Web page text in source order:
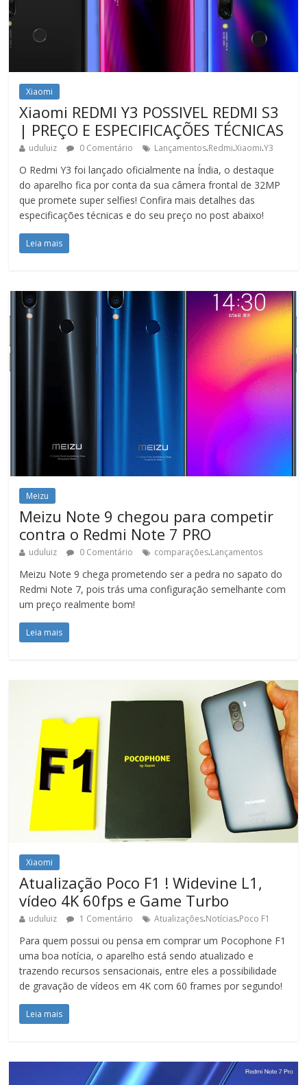
Xiaomi
Xiaomi REDMI Y3 POSSIVEL REDMI S3
| PREÇO E ESPECIFICAÇÕES TÉCNICAS
uduluiz 0 Comentário Lançamentos.Redmi.Xiaomi.Y3
O Redmi Y3 foi lançado oficialmente na Índia, o destaque
do aparelho fica por conta da sua câmera frontal de 32MP
que promete super selfies! Confira mais detalhes das
especificações técnicas e do seu preço no post abaixo!
Leia mais
Meizu
Meizu Note 9 chegou para competir
contra o Redmi Note 7 PRO
uduluiz 0 Comentário comparações.Lançamentos
Meizu Note 9 chega prometendo ser a pedra no sapato do
Redmi Note 7, pois trás uma configuração semelhante com
um preço realmente bom!
Leia mais
Xiaomi
Atualização Poco F1 ! Widevine L1,
vídeo 4K 60fps e Game Turbo
uduluiz 1 Comentário Atualizações.Notícias.Poco F1
Para quem possui ou pensa em comprar um Pocophone F1
uma boa notícia, o aparelho está sendo atualizado e
trazendo recursos sensacionais, entre eles a possibilidade
de gravação de vídeos em 4K com 60 frames por segundo!
Leia mais